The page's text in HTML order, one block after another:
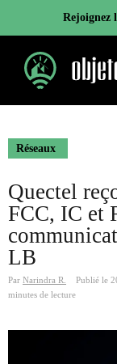
contenu
Rejoignez
Réseaux
Quectel
FCC, IC et
LB
Par Narindra R. Publié le
minutes de lecture